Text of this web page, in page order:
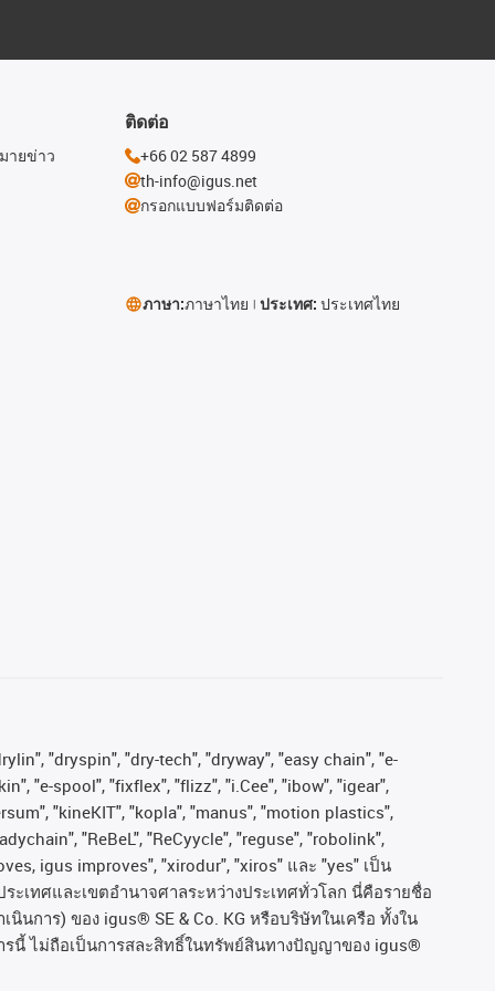
ายข่าว
ติดต่อ
+66 02 587 4899
th-info@igus.net
กรอกแบบฟอร์มติดต่อ
ภาษา:ภาษาไทย ประเทศ: ประเทศไทย
"dryspin", "dry-tech", "dryway", "easy chain", "e-
"e-spool", "fixflex", "flizz", "i.Cee", "ibow", "igear",
"kineKIT", "kopla", "manus", "motion plastics",
"ReBeL", "ReCyycle", "reguse", "robolink",
igus improves", "xirodur", "xiros" และ "yes" เป็น
ะเทศและเขตอํานาจศาลระหว่างประเทศทั่วโลก นี่คือรายชื่อ
นินการ) ของ igus® SE & Co. KG หรือบริษัทในเครือ ทั้งใน
รนี้ไม่ถือเป็นการสละสิทธิ์ในทรัพย์สินทางปัญญาของ igus®